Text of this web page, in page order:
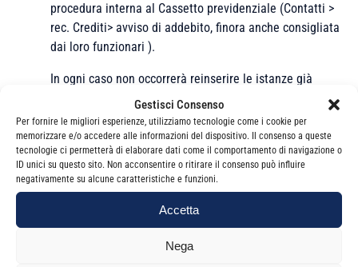
Gestisci Consenso
Per fornire le migliori esperienze, utilizziamo tecnologie come i cookie per
memorizzare e/o accedere alle informazioni del dispositivo. Il consenso a queste
tecnologie ci permetterà di elaborare dati come il comportamento di navigazione o
ID unici su questo sito. Non acconsentire o ritirare il consenso può influire
negativamente su alcune caratteristiche e funzioni.
Accetta
Nega
procedura interna al Cassetto previdenziale (Contatti >
rec. Crediti> avviso di addebito, finora anche consigliata
dai loro funzionari ).
In ogni caso non occorrerà reinserire le istanze già
inoltrate sino al 13/3 attraverso il canale
perché
in questa fase verranno comunque lavorate.
Nell’attesa che venga rilasciata su base nazionale la
procedura per procedere agli sgravi, le sedi
procederanno momentaneamente alla sospensione degli
avvisi ritenuti non dovuti.
monitoraggio
i successivi incontri, Ti invito a segnalare, attraverso il